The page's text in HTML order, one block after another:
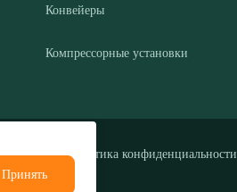
Конвейеры
Компрессорные установки
Политика конфиденциальности
Принять